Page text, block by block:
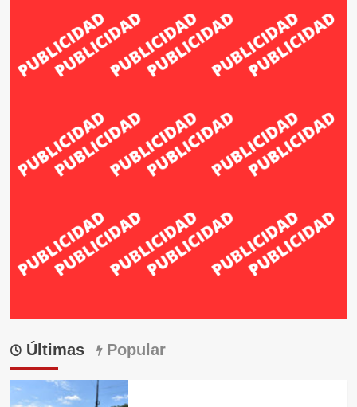
Últimas Popular